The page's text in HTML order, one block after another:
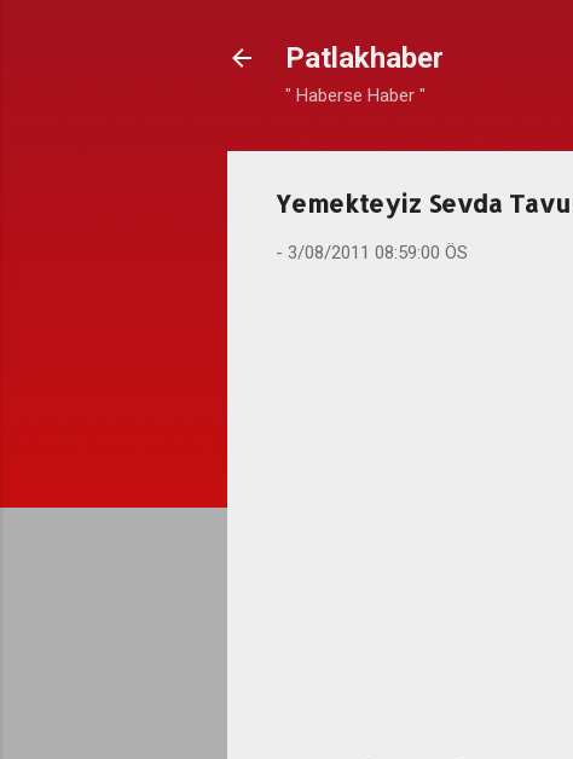
Patlakhaber
" Haberse Haber "
Yemekteyiz Sevda
- 3/08/2011 08:59:00 ÖS